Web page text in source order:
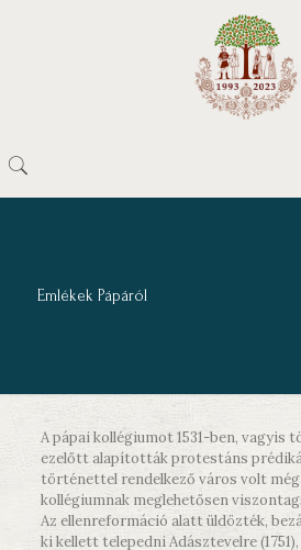
Emlékek Pápáról
A pápai kollégiumot 1531-ben, vagyis
ezelőtt alapították protestáns
történettel rendelkező város volt
kollégiumnak meglehetősen
Az ellenreformáció alatt üldözték,
ki kellett telepedni Adásztevelre